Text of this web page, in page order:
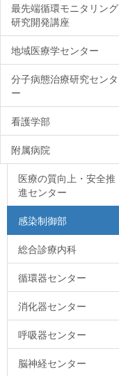
最先端循環モニタリング
研究開発講座
地域医療学センター
分子病態治療研究センタ
ー
看護学部
附属病院
医療の質向上・安全推
進センター
感染制御部
総合診療内科
循環器センター
消化器センター
呼吸器センター
脳神経センター